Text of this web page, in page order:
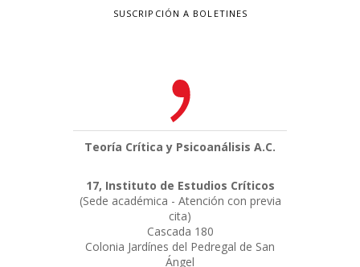
SUSCRIPCIÓN A BOLETINES
Teoría Crítica y Psicoanálisis A.C.
17, Instituto de Estudios Críticos
(Sede académica - Atención con previa
cita)
Cascada 180
Colonia Jardínes del Pedregal de San
Ángel